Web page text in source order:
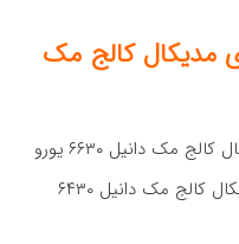
مدیکال کالج مک
مک دانیل ۶۶۳۰ یورو
شهریه ترم فشرده دوره پری مدیکال کالج مک دانیل ۶۴۳۰